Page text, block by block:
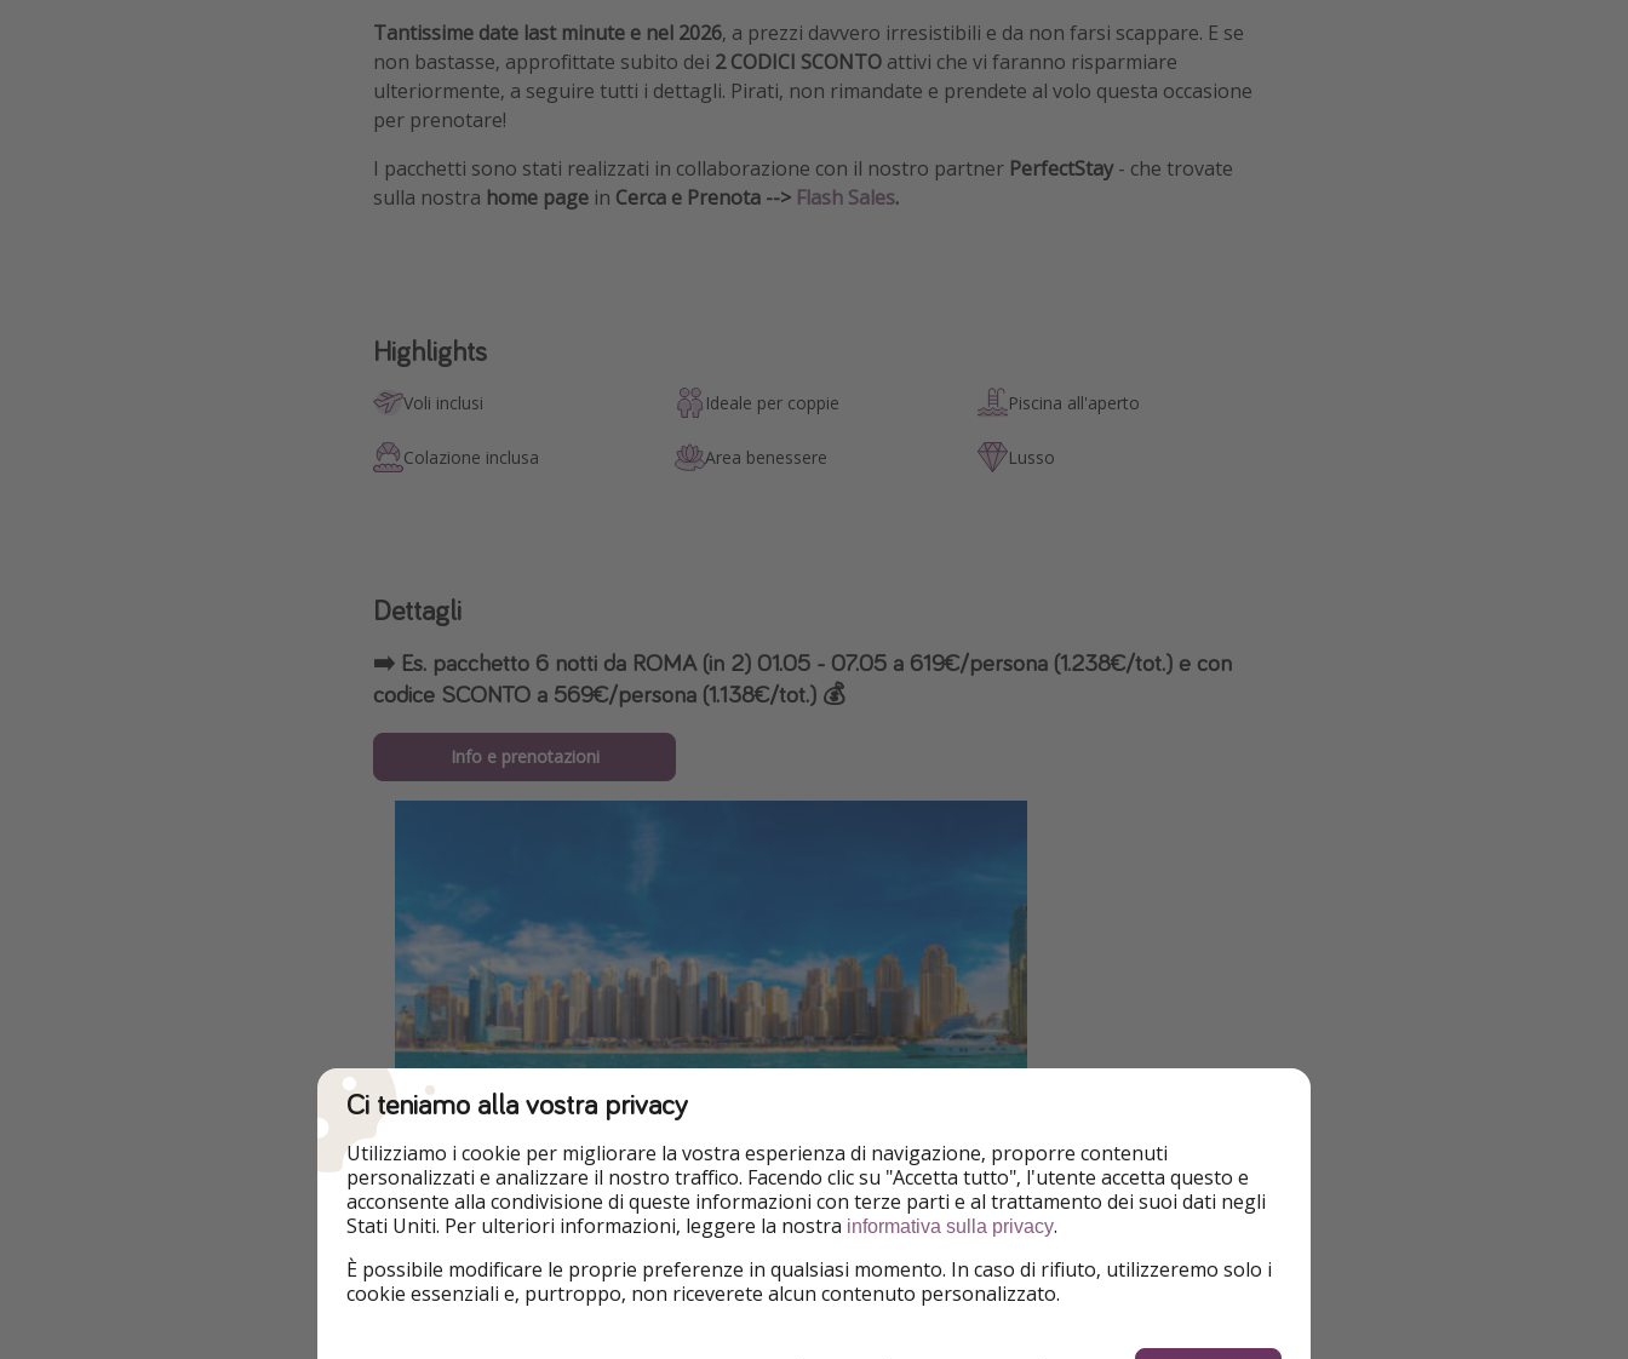
Tantissime date last minute e nel 2026, a prezzi davvero irresistibili e da non farsi scappare. E se
non bastasse, approfittate subito dei 2 CODICI SCONTO attivi che vi faranno risparmiare
ulteriormente, a seguire tutti i dettagli. Pirati, non rimandate e prendete al volo questa occasione
per prenotare!
I pacchetti sono stati realizzati in collaborazione con il nostro partner PerfectStay- che trovate
sulla nostra home page in Cerca e Prenota --> Flash Sales.
Highlights
Voli inclusi Ideale per coppie Piscina all'aperto
Colazione inclusa Area benessere Lusso
Dettagli
➡️ Es. pacchetto 6 notti da ROMA (in 2) 01.05 - 07.05 a 619€/persona (1.238€/tot.) e con
codice SCONTO a 569€/persona (1.138€/tot.) 💰
Info e prenotazioni
Ci teniamo alla vostra privacy
Utilizziamo i cookie per migliorare la vostra esperienza di navigazione, proporre contenuti
personalizzati e analizzare il nostro traffico. Facendo clic su "Accetta tutto", l'utente accetta questo e
acconsente alla condivisione di queste informazioni con terze parti e al trattamento dei suoi dati negli
Stati Uniti. Per ulteriori informazioni, leggere la nostra informativa sulla privacy.
È possibile modificare le proprie preferenze in qualsiasi momento. In caso di rifiuto, utilizzeremo solo i
cookie essenziali e, purtroppo, non riceverete alcun contenuto personalizzato.